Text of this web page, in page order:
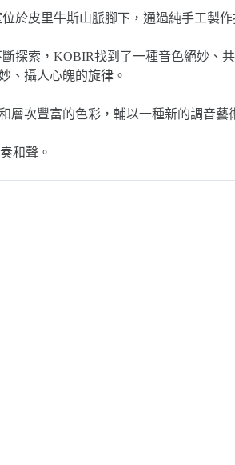
於皮里牛斯山脈腳下，通過純手工製
探索，KOBIR找到了一種音色絕妙、
、攝人心魄的旋律。
次豐富的色彩，輔以一種新的調音
和聲。